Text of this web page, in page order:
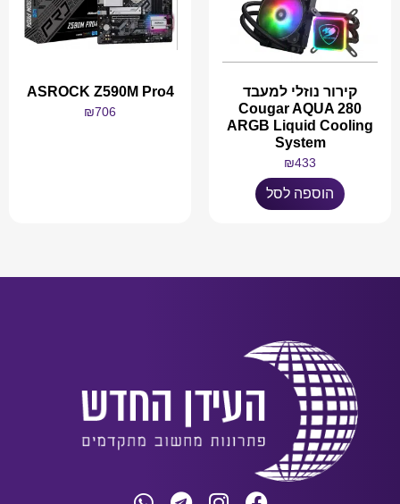
קירור נוזלי למעבד
Cougar AQUA 280
ARGB Liquid Cooling
System
₪433
הוספה לסל
ASROCK Z590M Pro4
₪706